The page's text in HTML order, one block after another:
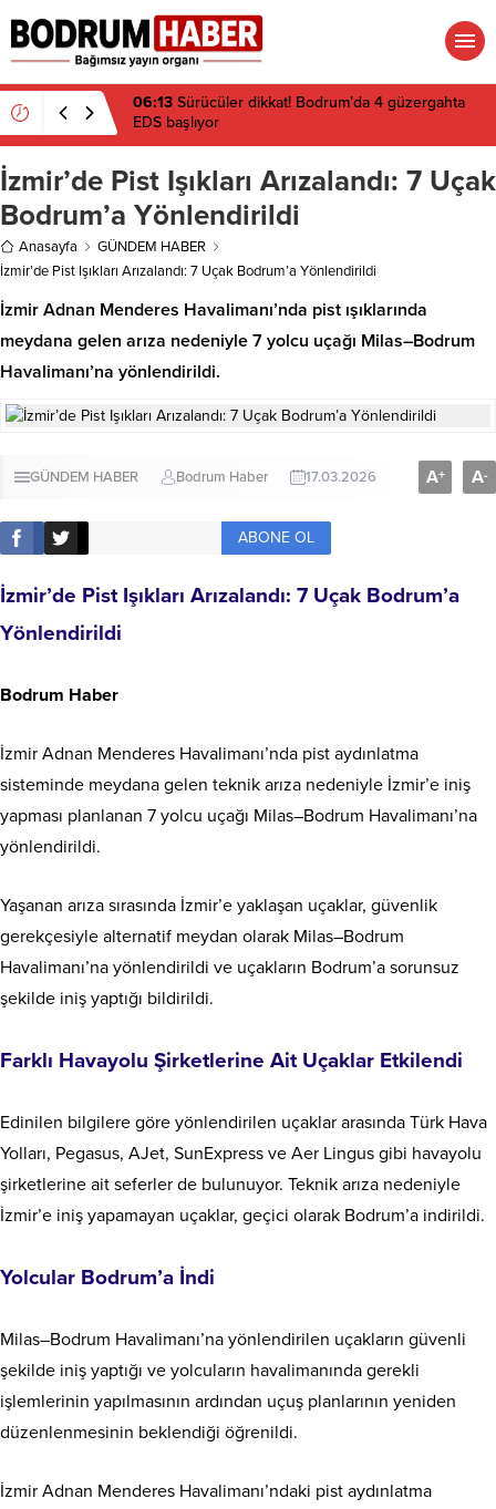
06:13 Sürücüler dikkat! Bodrum’da 4 güzergahta
EDS başlıyor
İzmir’de Pist Işıkları Arızalandı: 7 Uçak
Bodrum’a Yönlendirildi
Anasayfa
GÜNDEM HABER
İzmir’de Pist Işıkları Arızalandı: 7 Uçak Bodrum’a Yönlendirildi
İzmir Adnan Menderes Havalimanı’nda pist ışıklarında
meydana gelen arıza nedeniyle 7 yolcu uçağı Milas–Bodrum
Havalimanı’na yönlendirildi.
GÜNDEM HABER Bodrum Haber 17.03.2026 A+ A-
ABONE OL
İzmir’de Pist Işıkları Arızalandı: 7 Uçak Bodrum’a
Yönlendirildi
Bodrum Haber
İzmir Adnan Menderes Havalimanı’nda pist aydınlatma
sisteminde meydana gelen teknik arıza nedeniyle İzmir’e iniş
yapması planlanan 7 yolcu uçağı Milas–Bodrum Havalimanı’na
yönlendirildi.
Yaşanan arıza sırasında İzmir’e yaklaşan uçaklar, güvenlik
gerekçesiyle alternatif meydan olarak Milas–Bodrum
Havalimanı’na yönlendirildi ve uçakların Bodrum’a sorunsuz
şekilde iniş yaptığı bildirildi.
Farklı Havayolu Şirketlerine Ait Uçaklar Etkilendi
Edinilen bilgilere göre yönlendirilen uçaklar arasında Türk Hava
Yolları, Pegasus, AJet, SunExpress ve Aer Lingus gibi havayolu
şirketlerine ait seferler de bulunuyor. Teknik arıza nedeniyle
İzmir’e iniş yapamayan uçaklar, geçici olarak Bodrum’a indirildi.
Yolcular Bodrum’a İndi
Milas–Bodrum Havalimanı’na yönlendirilen uçakların güvenli
şekilde iniş yaptığı ve yolcuların havalimanında gerekli
işlemlerinin yapılmasının ardından uçuş planlarının yeniden
düzenlenmesinin beklendiği öğrenildi.
İzmir Adnan Menderes Havalimanı’ndaki pist aydınlatma